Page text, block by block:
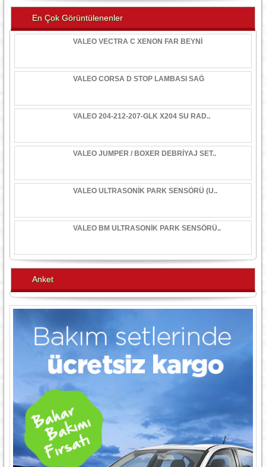
En Çok Görüntülenenler
VALEO VECTRA C XENON FAR BEYNİ
VALEO CORSA D STOP LAMBASI SAĞ
VALEO 204-212-207-GLK X204 SU RAD..
VALEO JUMPER / BOXER DEBRİYAJ SET..
VALEO ULTRASONİK PARK SENSÖRÜ (U..
VALEO BM ULTRASONİK PARK SENSÖRÜ..
Anket